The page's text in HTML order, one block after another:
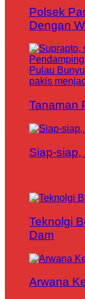
Polsek
Dengan
Tanaman
Siap-
Teknolgi
Dam
Arwana